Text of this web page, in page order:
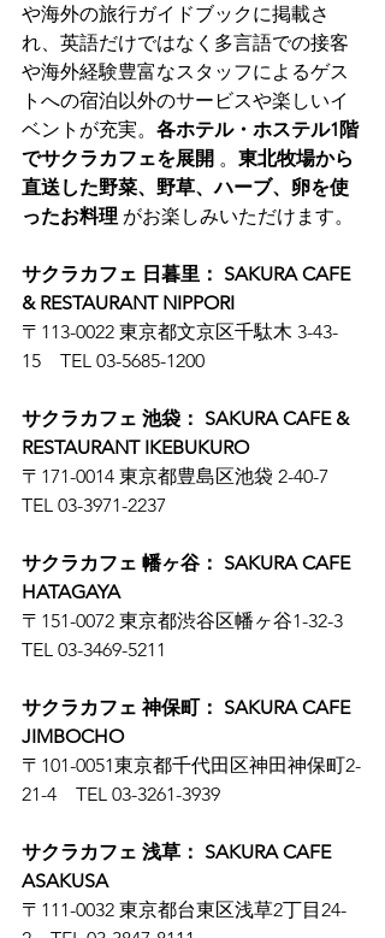
や海外の旅行ガイドブックに掲載さ
れ、英語だけではなく多言語での接客
や海外経験豊富なスタッフによるゲス
トへの宿泊以外のサービスや楽しいイ
ベントが充実。 各ホテル・ホステル1階
でサクラカフェを展開 。 東北牧場から
直送した野菜、野草、ハーブ、卵を使
ったお料理 がお楽しみいただけます。
サクラカフェ 日暮里： SAKURA CAFE
& RESTAURANT NIPPORI
〒113-0022 東京都文京区千駄木 3-43-
15　TEL 03-5685-1200
サクラカフェ 池袋： SAKURA CAFE &
RESTAURANT IKEBUKURO
〒171-0014 東京都豊島区池袋 2-40-7
TEL 03-3971-2237
サクラカフェ 幡ヶ谷： SAKURA CAFE
HATAGAYA
〒151-0072 東京都渋谷区幡ヶ谷1-32-3
TEL 03-3469-5211
サクラカフェ 神保町： SAKURA CAFE
JIMBOCHO
〒101-0051東京都千代田区神田神保町2-
21-4　TEL 03-3261-3939
サクラカフェ 浅草： SAKURA CAFE
ASAKUSA
〒111-0032 東京都台東区浅草2丁目24-